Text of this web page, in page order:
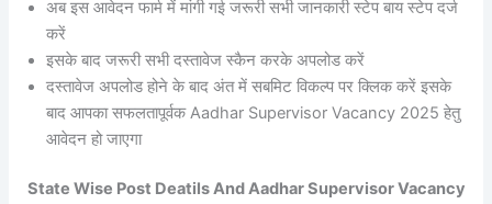
अब इस आवेदन फार्म में मांगी गई जरूरी सभी जानकारी स्टेप बाय स्टेप दर्ज
करें
इसके बाद जरूरी सभी दस्तावेज स्कैन करके अपलोड करें
दस्तावेज अपलोड होने के बाद अंत में सबमिट विकल्प पर क्लिक करें इसके
बाद आपका सफलतापूर्वक Aadhar Supervisor Vacancy 2025 हेतु
आवेदन हो जाएगा
State Wise Post Deatils And Aadhar Supervisor Vacancy